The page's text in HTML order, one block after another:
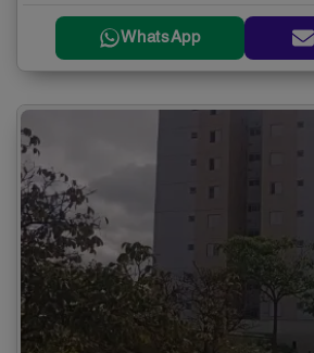
WhatsApp